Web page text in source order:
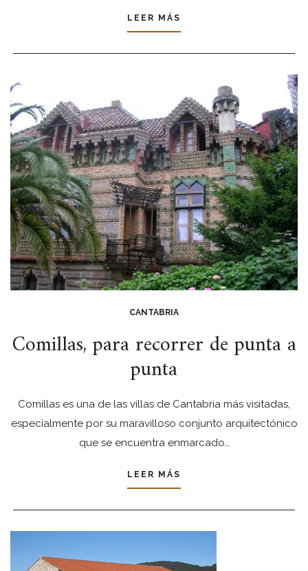
LEER MÁS
CANTABRIA
Comillas, para recorrer de punta a
punta
Comillas es una de las villas de Cantabria más visitadas,
especialmente por su maravilloso conjunto arquitectónico
que se encuentra enmarcado…
LEER MÁS